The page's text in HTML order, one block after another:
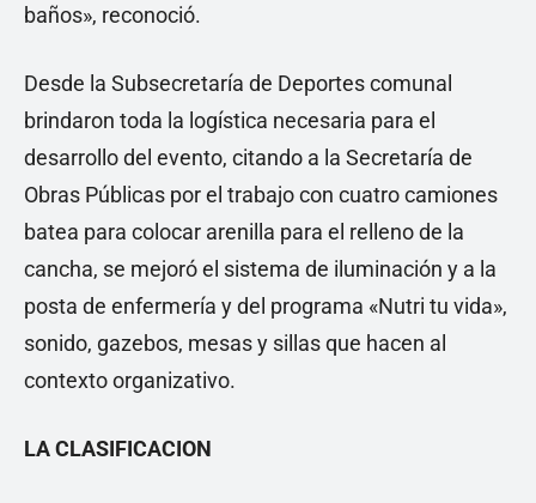
baños», reconoció.
Desde la Subsecretaría de Deportes comunal
brindaron toda la logística necesaria para el
desarrollo del evento, citando a la Secretaría de
Obras Públicas por el trabajo con cuatro camiones
batea para colocar arenilla para el relleno de la
cancha, se mejoró el sistema de iluminación y a la
posta de enfermería y del programa «Nutri tu vida»,
sonido, gazebos, mesas y sillas que hacen al
contexto organizativo.
LA CLASIFICACION